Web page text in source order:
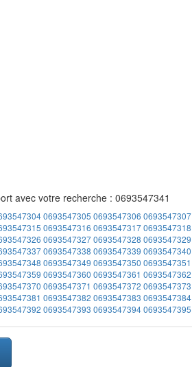
avec votre recherche : 0693547341
0693547305 0693547306 0693547307
0693547316 06935473170693547318
06935473270693547328 0693547329
0693547338 0693547339 0693547340
0693547349 0693547350 0693547351
0693547360 0693547361 0693547362
0693547371 0693547372 0693547373
0693547382 0693547383 0693547384
0693547393 06935473940693547395